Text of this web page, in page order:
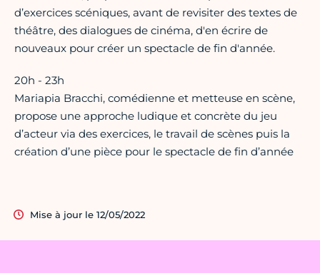
d’exercices scéniques, avant de revisiter des textes de
théâtre, des dialogues de cinéma, d'en écrire de
nouveaux pour créer un spectacle de fin d'année.
20h - 23h
Mariapia Bracchi, comédienne et metteuse en scène,
propose une approche ludique et concrète du jeu
d’acteur via des exercices, le travail de scènes puis la
création d’une pièce pour le spectacle de fin d’année
Mise à jour le 12/05/2022